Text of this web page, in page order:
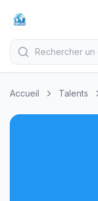
Accueil Talents